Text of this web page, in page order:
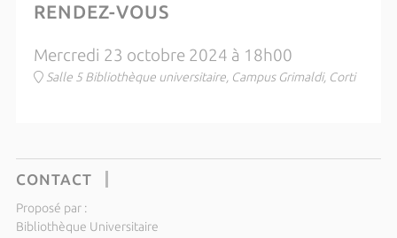
RENDEZ-VOUS
Mercredi 23 octobre 2024 à 18h00
Salle 5 Bibliothèque universitaire, Campus Grimaldi, Corti
CONTACT
Proposé par :
Bibliothèque Universitaire